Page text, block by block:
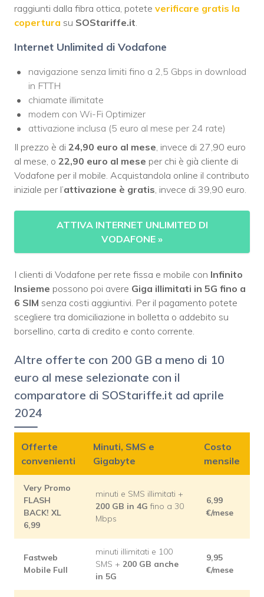
raggiunti dalla fibra ottica, potete verificare gratis la
copertura su SOStariffe.it.
Internet Unlimited di Vodafone
navigazione senza limiti fino a 2,5 Gbps in download
in FTTH
chiamate illimitate
modem con Wi-Fi Optimizer
attivazione inclusa (5 euro al mese per 24 rate)
Il prezzo è di 24,90 euro al mese, invece di 27,90 euro
al mese, o 22,90 euro al mese per chi è già cliente di
Vodafone per il mobile. Acquistandola online il contributo
iniziale per l’attivazione è gratis, invece di 39,90 euro.
ATTIVA INTERNET UNLIMITED DI
VODAFONE »
I clienti di Vodafone per rete fissa e mobile con Infinito
Insieme possono poi avere Giga illimitati in 5G fino a
6 SIM senza costi aggiuntivi. Per il pagamento potete
scegliere tra domiciliazione in bolletta o addebito su
borsellino, carta di credito e conto corrente.
Altre offerte con 200 GB a meno di 10
euro al mese selezionate con il
comparatore di SOStariffe.it ad aprile
2024
Offerte
convenienti
Minuti, SMS e
Gigabyte
Costo
mensile
Very Promo
FLASH
BACK! XL
6,99
minuti e SMS illimitati +
200 GB in 4G fino a 30
Mbps
6,99
€/mese
Fastweb
Mobile Full
minuti illimitati e 100
SMS + 200 GB anche
in 5G
9,95
€/mese